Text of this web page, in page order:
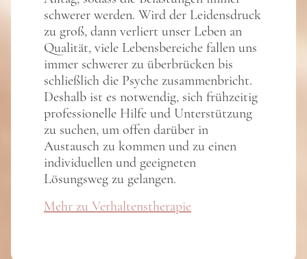
schwerer werden. Wird der Leidensdruck
zu groß, dann verliert unser Leben an
Qualität, viele Lebensbereiche fallen uns
immer schwerer zu überbrücken bis
schließlich die Psyche zusammenbricht.
Deshalb ist es notwendig, sich frühzeitig
professionelle Hilfe und Unterstützung
zu suchen, um offen darüber in
Austausch zu kommen und zu einen
individuellen und geeigneten
Lösungsweg zu gelangen.
Mehr zu Verhaltenstherapie